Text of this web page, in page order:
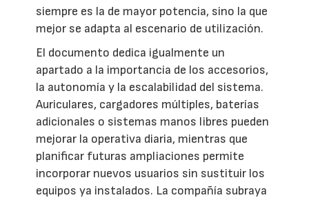
siempre es la de mayor potencia, sino la que
mejor se adapta al escenario de utilización.
El documento dedica igualmente un
apartado a la importancia de los accesorios,
la autonomía y la escalabilidad del sistema.
Auriculares, cargadores múltiples, baterías
adicionales o sistemas manos libres pueden
mejorar la operativa diaria, mientras que
planificar futuras ampliaciones permite
incorporar nuevos usuarios sin sustituir los
equipos ya instalados. La compañía subraya